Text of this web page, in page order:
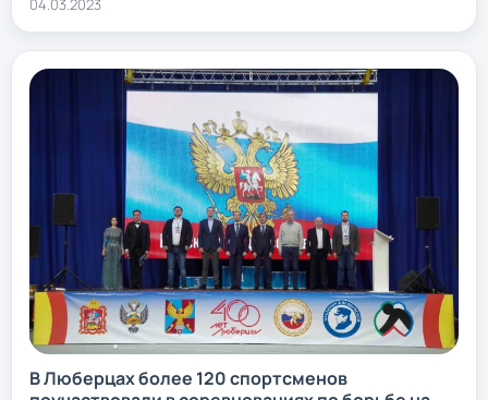
04.03.2023
В Люберцах более 120 спортсменов